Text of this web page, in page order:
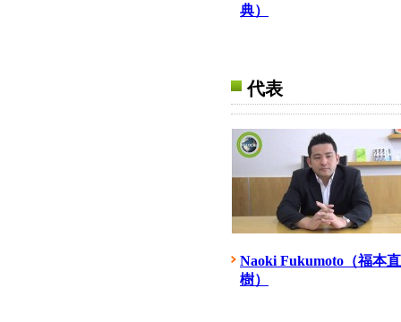
典）
代表
Naoki Fukumoto（福本直
樹）